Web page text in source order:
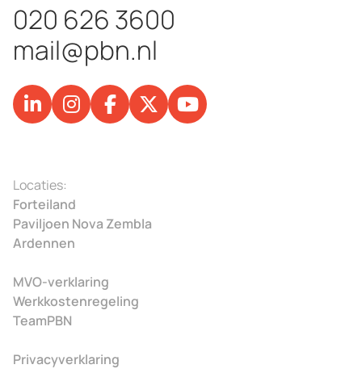
020 626 3600
mail@pbn.nl
Locaties:
Forteiland
Paviljoen Nova Zembla
Ardennen
MVO-verklaring
Werkkostenregeling
TeamPBN
Privacyverklaring